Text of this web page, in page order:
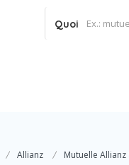
Quoi
Allianz Mutuelle Allianz